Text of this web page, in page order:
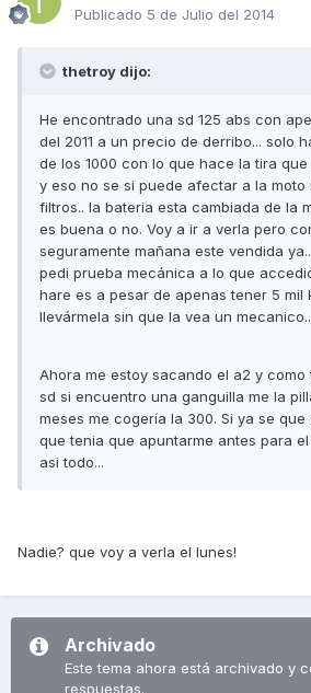
Publicado 5 de Julio del 2014
thetroy dijo:
He encontrado una sd 125 abs con
del 2011 a un precio de derribo... solo
de los 1000 con lo que hace la tira
y eso no se si puede afectar a la moto
filtros.. la bateria esta cambiada de la
es buena o no. Voy a ir a verla pero
seguramente mañana este vendida
pedi prueba mecánica a lo que
hare es a pesar de apenas tener 5 mil
llevármela sin que la vea un
Ahora me estoy sacando el a2 y como
sd si encuentro una ganguilla me la
meses me cogería la 300. Si ya se
que tenia que apuntarme antes para
asi todo...
Nadie? que voy a verla el lunes!
Archivado
Este tema ahora está archivado y
respuestas.